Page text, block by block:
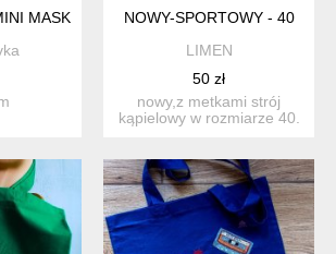
MASKOTKA KOLEKCJONERSKA
NOWY-SPORTOWY - 40
LIMEN
50 zł
nowy,z metkami strój
kąpielowy w rozmiarze 40.